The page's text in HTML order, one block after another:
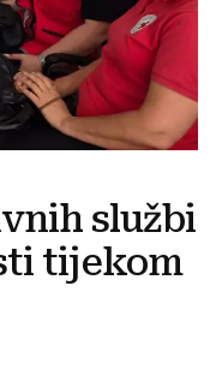
službi
tijekom